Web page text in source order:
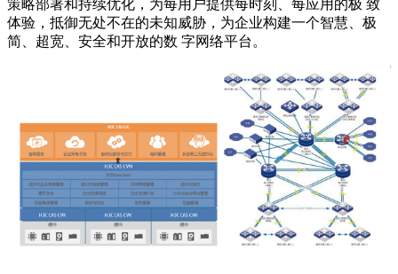
策略部署和持续优化，为每用户提供每时刻、每应用的极 致
体验，抵御无处不在的未知威胁，为企业构建一个智慧、极
简、超宽、安全和开放的数 字网络平台。